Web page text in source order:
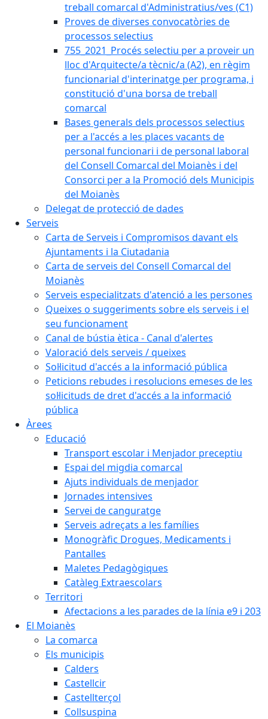
treball comarcal d'Administratius/ves (C1)
Proves de diverses convocatòries de
processos selectius
755_2021_Procés selectiu per a proveir un
lloc d'Arquitecte/a tècnic/a (A2), en règim
funcionarial d'interinatge per programa, i
constitució d'una borsa de treball
comarcal
Bases generals dels processos selectius
per a l'accés a les places vacants de
personal funcionari i de personal laboral
del Consell Comarcal del Moianès i del
Consorci per a la Promoció dels Municipis
del Moianès
Delegat de protecció de dades
Serveis
Carta de Serveis i Compromisos davant els
Ajuntaments i la Ciutadania
Carta de serveis del Consell Comarcal del
Moianès
Serveis especialitzats d'atenció a les persones
Queixes o suggeriments sobre els serveis i el
seu funcionament
Canal de bústia ètica - Canal d'alertes
Valoració dels serveis / queixes
Sol·licitud d'accés a la informació pública
Peticions rebudes i resolucions emeses de les
sol·licituds de dret d'accés a la informació
pública
Àrees
Educació
Transport escolar i Menjador preceptiu
Espai del migdia comarcal
Ajuts individuals de menjador
Jornades intensives
Servei de canguratge
Serveis adreçats a les famílies
Monogràfic Drogues, Medicaments i
Pantalles
Maletes Pedagògiques
Catàleg Extraescolars
Territori
Afectacions a les parades de la línia e9 i 203
El Moianès
La comarca
Els municipis
Calders
Castellcir
Castellterçol
Collsuspina